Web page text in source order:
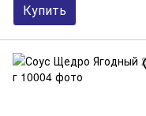
Купить